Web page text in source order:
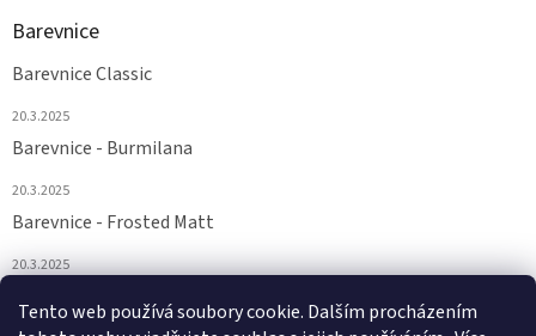
Tento web používá soubory cookie. Dalším procházením
Barevnice
Barevnice Classic
20.3.2025
Barevnice - Burmilana
20.3.2025
Barevnice - Frosted Matt
20.3.2025